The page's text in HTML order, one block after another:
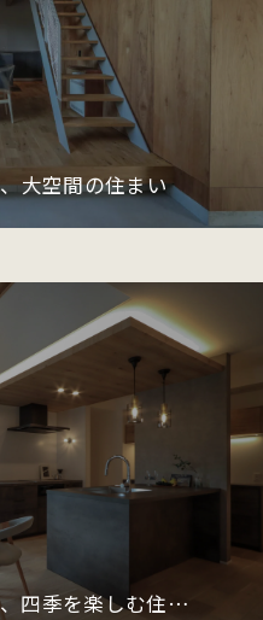
大空間の住まい
緑を額縁のように切り取る、四季を楽しむ住まい